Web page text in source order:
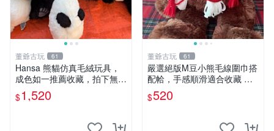
董爺古玩 61
Hansa 熊貓仿真毛絨玩具，
成色如一推薦收藏，拍下無疑
心 熊貓 毛絨玩具 收藏
$1,520
董爺古玩 61
嚴選絕版M豆小熊毛線圍巾搭
配帢，手感順滑適合收藏 絕
版M豆小熊、圍巾、毛線帢
經典好搭
$520